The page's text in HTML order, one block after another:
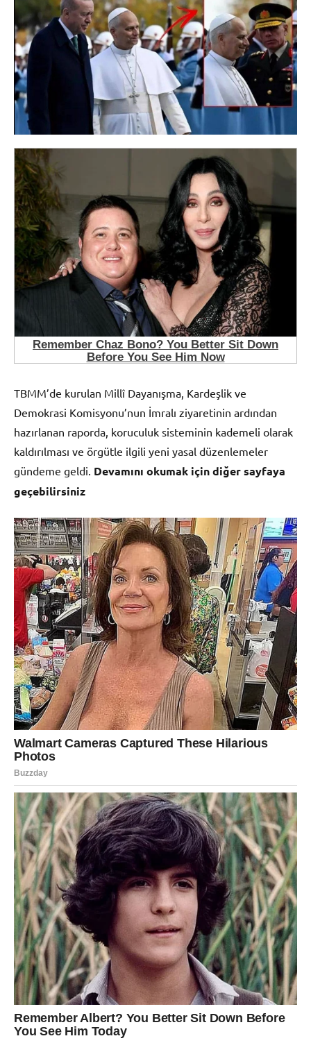
TBMM’de kurulan Millî Dayanışma, Kardeşlik ve
Demokrasi Komisyonu’nun İmralı ziyaretinin ardından
hazırlanan raporda, koruculuk sisteminin kademeli olarak
kaldırılması ve örgütle ilgili yeni yasal düzenlemeler
gündeme geldi. Devamını okumak için diğer sayfaya
geçebilirsiniz